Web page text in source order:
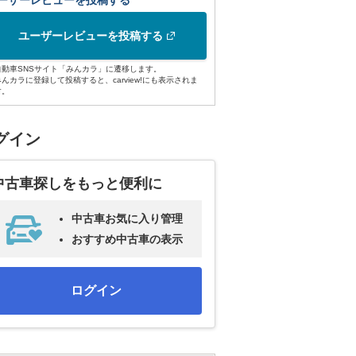
ユーザーレビューを投稿する
車SNSサイト「みんカラ」に遷移します。
んカラに登録して投稿すると、carview!にも表示されま
イン
古車探しをもっと便利に
中古車お気に入り管理
おすすめ中古車の表示
ログイン